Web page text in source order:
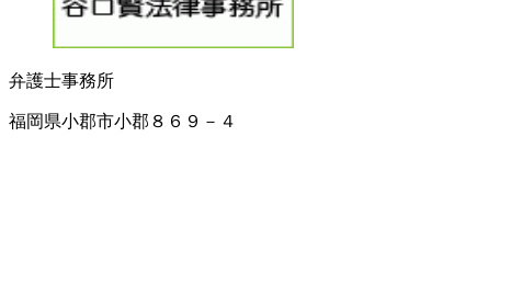
弁護士事務所
福岡県小郡市小郡８６９－４